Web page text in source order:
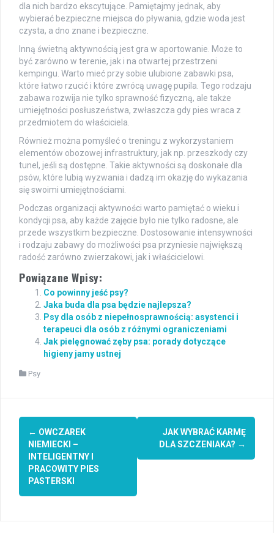
dla nich bardzo ekscytujące. Pamiętajmy jednak, aby
wybierać bezpieczne miejsca do pływania, gdzie woda jest
czysta, a dno znane i bezpieczne.
Inną świetną aktywnością jest gra w aportowanie. Może to
być zarówno w terenie, jak i na otwartej przestrzeni
kempingu. Warto mieć przy sobie ulubione zabawki psa,
które łatwo rzucić i które zwrócą uwagę pupila. Tego rodzaju
zabawa rozwija nie tylko sprawność fizyczną, ale także
umiejętności posłuszeństwa, zwłaszcza gdy pies wraca z
przedmiotem do właściciela.
Również można pomyśleć o treningu z wykorzystaniem
elementów obozowej infrastruktury, jak np. przeszkody czy
tunel, jeśli są dostępne. Takie aktywności są doskonałe dla
psów, które lubią wyzwania i dadzą im okazję do wykazania
się swoimi umiejętnościami.
Podczas organizacji aktywności warto pamiętać o wieku i
kondycji psa, aby każde zajęcie było nie tylko radosne, ale
przede wszystkim bezpieczne. Dostosowanie intensywności
i rodzaju zabawy do możliwości psa przyniesie największą
radość zarówno zwierzakowi, jak i właścicielowi.
Powiązane Wpisy:
Co powinny jeść psy?
Jaka buda dla psa będzie najlepsza?
Psy dla osób z niepełnosprawnością: asystenci i
terapeuci dla osób z różnymi ograniczeniami
Jak pielęgnować zęby psa: porady dotyczące
higieny jamy ustnej
Psy
Post
navigation
← OWCZAREK
NIEMIECKI –
INTELIGENTNY I
PRACOWITY PIES
PASTERSKI
JAK WYBRAĆ KARMĘ
DLA SZCZENIAKA? →